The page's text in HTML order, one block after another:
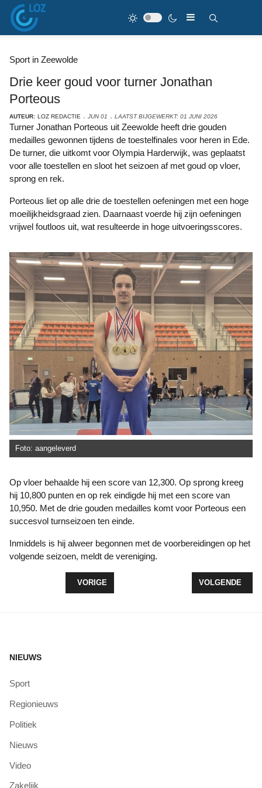
Sport in Zeewolde
Drie keer goud voor turner Jonathan
Porteous
AUTEUR: LOZ REDACTIE JUN 01 LAATST BIJGEWERKT: 01 JUNI 2026
Turner Jonathan Porteous uit Zeewolde heeft drie gouden
medailles gewonnen tijdens de toestelfinales voor heren in Ede.
De turner, die uitkomt voor Olympia Harderwijk, was geplaatst
voor alle toestellen en sloot het seizoen af met goud op vloer,
sprong en rek.
Porteous liet op alle drie de toestellen oefeningen met een hoge
moeilijkheidsgraad zien. Daarnaast voerde hij zijn oefeningen
vrijwel foutloos uit, wat resulteerde in hoge uitvoeringsscores.
Foto: aangeleverd
Op vloer behaalde hij een score van 12,300. Op sprong kreeg
hij 10,800 punten en op rek eindigde hij met een score van
10,950. Met de drie gouden medailles komt voor Porteous een
succesvol turnseizoen ten einde.
Inmiddels is hij alweer begonnen met de voorbereidingen op het
volgende seizoen, meldt de vereniging.
VORIG ARTIKEL: HOCKEYMEIDEN MO12-1
VORIGE VOLGENDE
VOLGENDE
NIEUWS
Sport
Regionieuws
Politiek
Nieuws
Video
Zakelijk